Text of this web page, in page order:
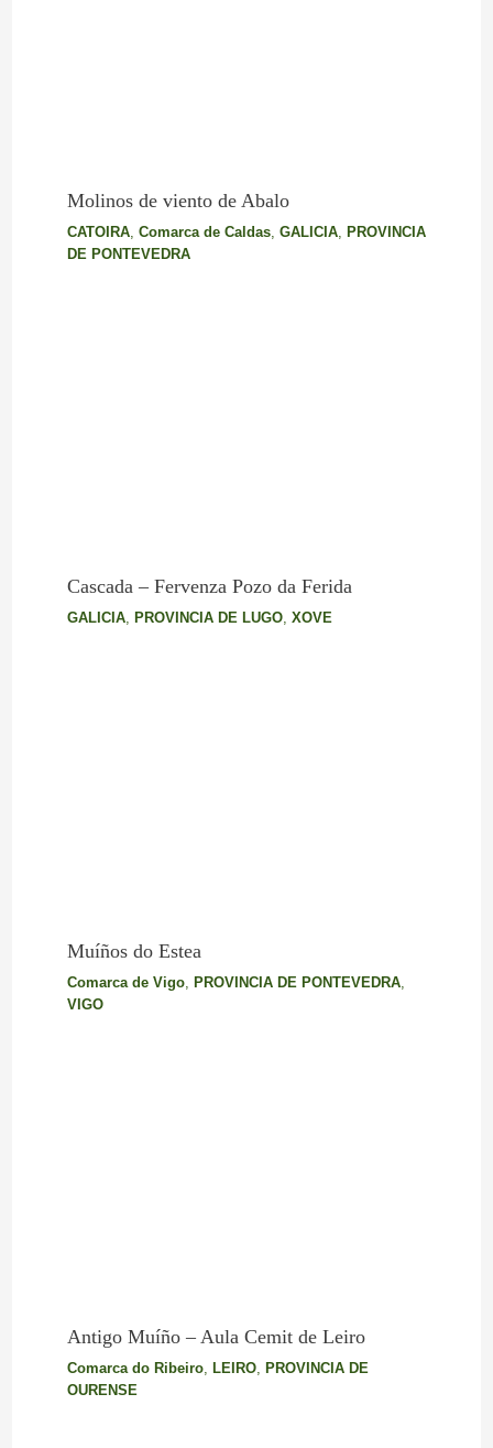
Molinos de viento de Abalo
CATOIRA, Comarca de Caldas, GALICIA,
PROVINCIA
DE PONTEVEDRA
Cascada – Fervenza Pozo da Ferida
GALICIA, PROVINCIA DE LUGO, XOVE
Muíños do Estea
Comarca de Vigo, PROVINCIA DE PONTEVEDRA,
VIGO
Antigo Muíño – Aula Cemit de Leiro
Comarca do Ribeiro, LEIRO, PROVINCIA DE
OURENSE